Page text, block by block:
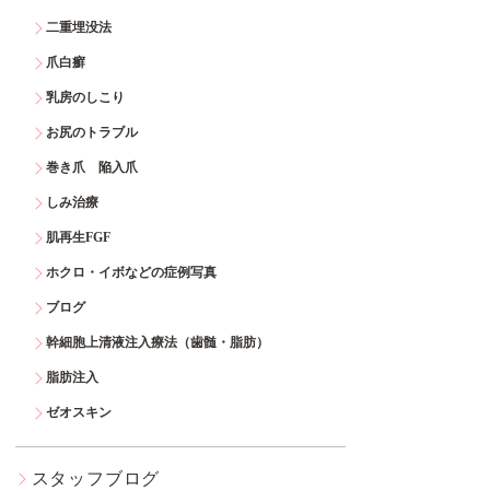
二重埋没法
爪白癬
乳房のしこり
お尻のトラブル
巻き爪 陥入爪
しみ治療
肌再生FGF
ホクロ・イボなどの症例写真
ブログ
幹細胞上清液注入療法（歯髄・脂肪）
脂肪注入
ゼオスキン
スタッフブログ